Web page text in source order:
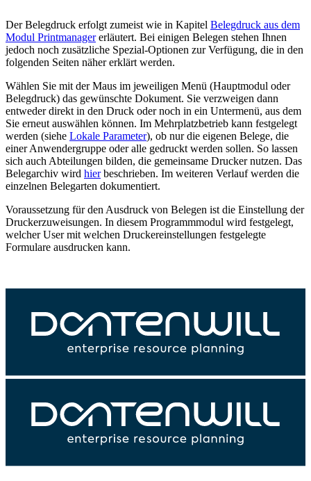
Der Belegdruck erfolgt zumeist wie in Kapitel Belegdruck aus dem
Modul Printmanagererläutert. Bei einigen Belegen stehen Ihnen
jedoch noch zusätzliche Spezial-Optionen zur Verfügung, die in den
folgenden Seiten näher erklärt werden.
Wählen Sie mit der Maus im jeweiligen Menü (Hauptmodul oder
Belegdruck) das gewünschte Dokument. Sie verzweigen dann
entweder direkt in den Druck oder noch in ein Untermenü, aus dem
Sie erneut auswählen können. Im Mehrplatzbetrieb kann festgelegt
werden (siehe Lokale Parameter), ob nur die eigenen Belege, die
einer Anwendergruppe oder alle gedruckt werden sollen. So lassen
sich auch Abteilungen bilden, die gemeinsame Drucker nutzen. Das
Belegarchiv wird hierbeschrieben. Im weiteren Verlauf werden die
einzelnen Belegarten dokumentiert.
Voraussetzung für den Ausdruck von Belegen ist die Einstellung der
Druckerzuweisungen. In diesem Programmmodul wird festgelegt,
welcher User mit welchen Druckereinstellungen festgelegte
Formulare ausdrucken kann.